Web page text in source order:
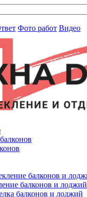
Фото работ Видео
балконов и лоджий